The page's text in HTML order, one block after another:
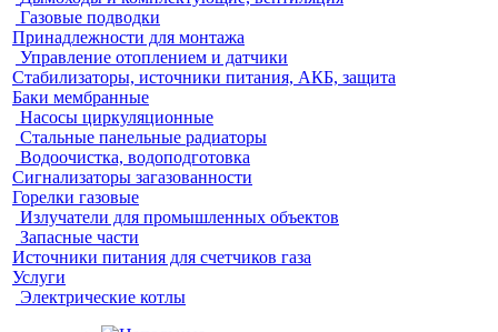
Газовые подводки
Принадлежности для монтажа
Управление отоплением и датчики
Стабилизаторы, источники питания, АКБ, защита
Баки мембранные
Насосы циркуляционные
Стальные панельные радиаторы
Водоочистка, водоподготовка
Сигнализаторы загазованности
Горелки газовые
Излучатели для промышленных объектов
Запасные части
Источники питания для счетчиков газа
Услуги
Электрические котлы